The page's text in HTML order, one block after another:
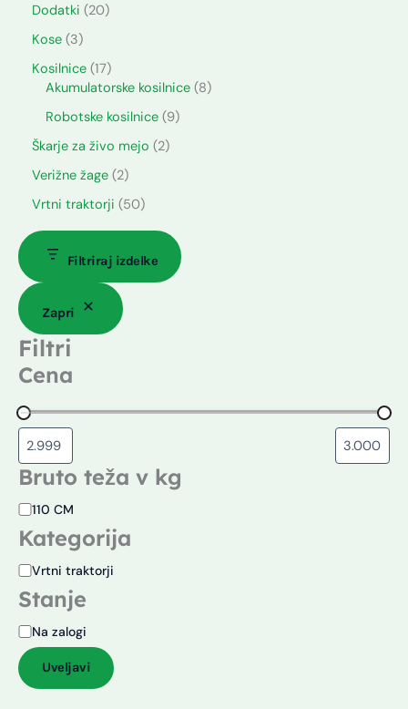
Dodatki 20
Kose 3
Kosilnice 17
Akumulatorske kosilnice 8
Robotske kosilnice 9
Škarje za živo mejo 2
Verižne žage 2
Vrtni traktorji 50
Filtriraj izdelke
Zapri
Filtri
Cena
Bruto teža v kg
110 CM
Kategorija
Vrtni traktorji
Stanje
Na zalogi
Uveljavi